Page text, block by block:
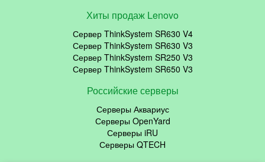
Хиты продаж Lenovo
Сервер ThinkSystem SR630 V4
Сервер ThinkSystem SR630 V3
Сервер ThinkSystem SR250 V3
Сервер ThinkSystem SR650 V3
Российские серверы
Серверы Аквариус
Серверы OpenYard
Серверы iRU
Серверы QTECH